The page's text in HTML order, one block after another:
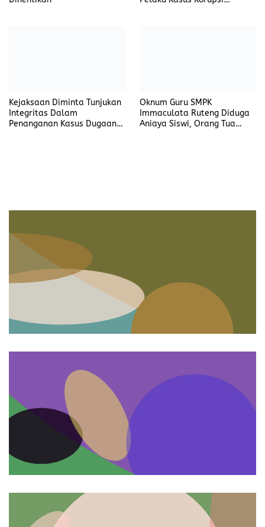
Dihentikan
Pelaku Kasus Korupsi
Kejaksaan Diminta Tunjukan
Integritas Dalam
Penanganan Kasus Dugaan
Oknum Guru SMPK
Immaculata Ruteng Diduga
Aniaya Siswi, Orang Tua